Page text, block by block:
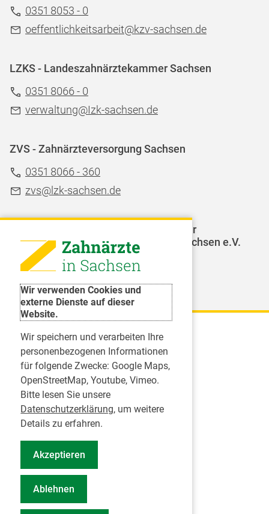
Wir verwenden Cookies und
externe Dienste auf dieser
Website.
Wir speichern und verarbeiten Ihre
personenbezogenen Informationen
für folgende Zwecke: Google Maps,
OpenStreetMap, Youtube, Vimeo.
Bitte lesen Sie unsere
Datenschutzerklärung, um weitere
Details zu erfahren.
Akzeptieren
Ablehnen
0351 8053 - 0
oeffentlichkeitsarbeit@kzv-sachsen.de
LZKS - Landeszahnärztekammer Sachsen
0351 8066 - 0
verwaltung@Izk-sachsen.de
ZVS - Zahnärzteversorgung Sachsen
0351 8066 - 360
zvs@lzk-sachsen.de
LAGZ - Landesarbeitsgemeinschaft für
Jugendzahnpflege des Freistaates Sachsen e.V.
Karriere
Inserate
Praktikum in einer Zahnarztpraxis
Jobs im Zahnärztehaus
Presse
Pressemitteilungen